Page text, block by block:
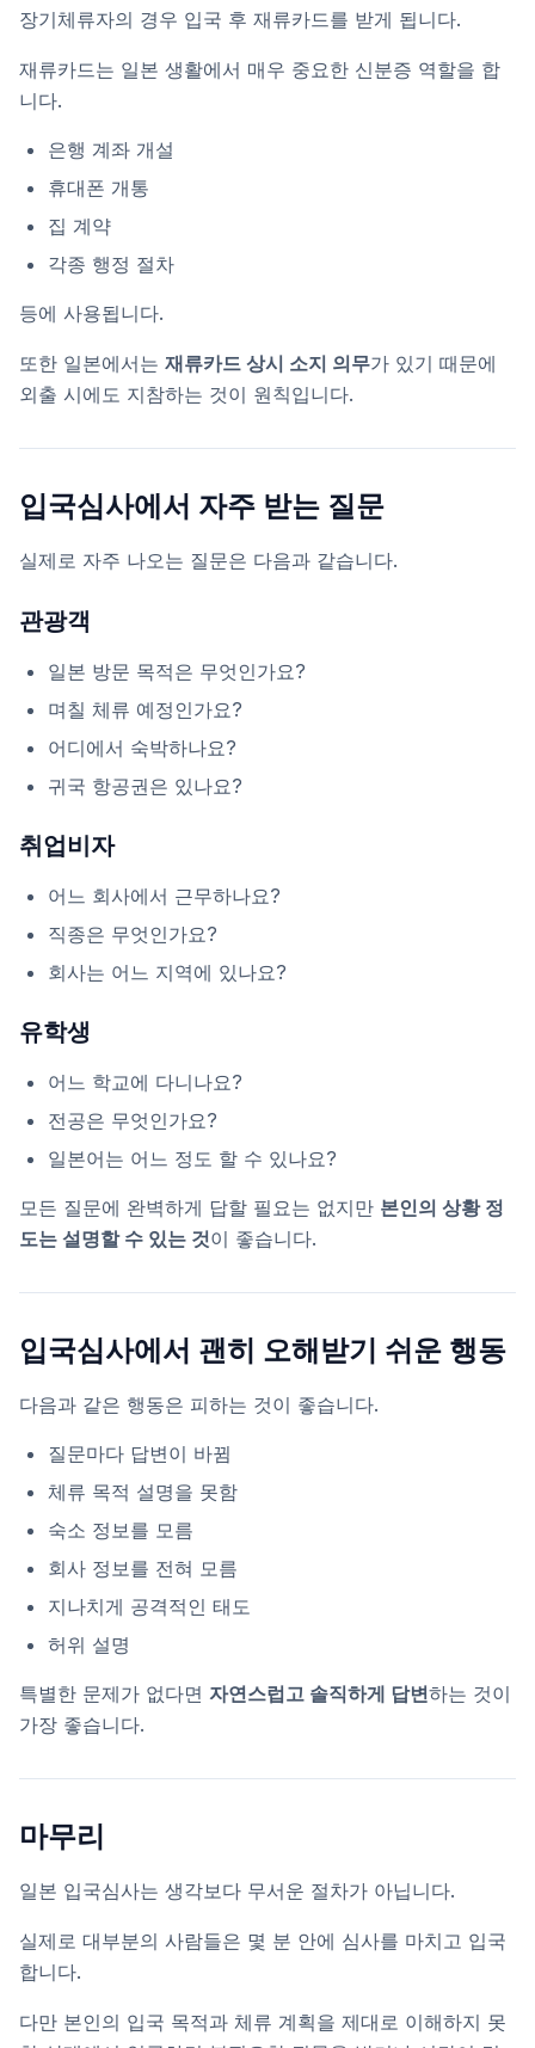
장기체류자의 경우 입국 후 재류카드를 받게 됩니다.
재류카드는 일본 생활에서 매우 중요한 신분증 역할을 합
니다.
은행 계좌 개설
휴대폰 개통
집 계약
각종 행정 절차
등에 사용됩니다.
또한 일본에서는 재류카드 상시 소지 의무가 있기 때문에
외출 시에도 지참하는 것이 원칙입니다.
입국심사에서 자주 받는 질문
실제로 자주 나오는 질문은 다음과 같습니다.
관광객
일본 방문 목적은 무엇인가요?
며칠 체류 예정인가요?
어디에서 숙박하나요?
귀국 항공권은 있나요?
취업비자
어느 회사에서 근무하나요?
직종은 무엇인가요?
회사는 어느 지역에 있나요?
유학생
어느 학교에 다니나요?
전공은 무엇인가요?
일본어는 어느 정도 할 수 있나요?
모든 질문에 완벽하게 답할 필요는 없지만 본인의 상황 정
도는 설명할 수 있는 것이 좋습니다.
입국심사에서 괜히 오해받기 쉬운 행동
다음과 같은 행동은 피하는 것이 좋습니다.
질문마다 답변이 바뀜
체류 목적 설명을 못함
숙소 정보를 모름
회사 정보를 전혀 모름
지나치게 공격적인 태도
허위 설명
특별한 문제가 없다면 자연스럽고 솔직하게 답변하는 것이
가장 좋습니다.
마무리
일본 입국심사는 생각보다 무서운 절차가 아닙니다.
실제로 대부분의 사람들은 몇 분 안에 심사를 마치고 입국
합니다.
다만 본인의 입국 목적과 체류 계획을 제대로 이해하지 못